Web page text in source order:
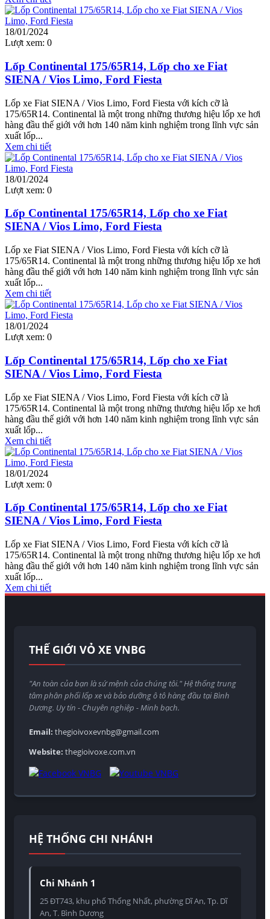
18/01/2024
Lượt xem: 0
Lốp Continental 175/65R14, Lốp cho xe Fiat
SIENA / Vios Limo, Ford Fiesta
Lốp xe Fiat SIENA / Vios Limo, Ford Fiesta với kích cỡ là
175/65R14. Continental là một trong những thương hiệu lốp xe hơi
hàng đầu thế giới với hơn 140 năm kinh nghiệm trong lĩnh vực sản
xuất lốp...
Xem chi tiết
18/01/2024
Lượt xem: 0
Lốp Continental 175/65R14, Lốp cho xe Fiat
SIENA / Vios Limo, Ford Fiesta
Lốp xe Fiat SIENA / Vios Limo, Ford Fiesta với kích cỡ là
175/65R14. Continental là một trong những thương hiệu lốp xe hơi
hàng đầu thế giới với hơn 140 năm kinh nghiệm trong lĩnh vực sản
xuất lốp...
Xem chi tiết
18/01/2024
Lượt xem: 0
Lốp Continental 175/65R14, Lốp cho xe Fiat
SIENA / Vios Limo, Ford Fiesta
Lốp xe Fiat SIENA / Vios Limo, Ford Fiesta với kích cỡ là
175/65R14. Continental là một trong những thương hiệu lốp xe hơi
hàng đầu thế giới với hơn 140 năm kinh nghiệm trong lĩnh vực sản
xuất lốp...
Xem chi tiết
18/01/2024
Lượt xem: 0
Lốp Continental 175/65R14, Lốp cho xe Fiat
SIENA / Vios Limo, Ford Fiesta
Lốp xe Fiat SIENA / Vios Limo, Ford Fiesta với kích cỡ là
175/65R14. Continental là một trong những thương hiệu lốp xe hơi
hàng đầu thế giới với hơn 140 năm kinh nghiệm trong lĩnh vực sản
xuất lốp...
Xem chi tiết
THẾ GIỚI VỎ XE VNBG
"An toàn của bạn là sứ mệnh của chúng tôi." Hệ thống trung
tâm phân phối lốp xe và bảo dưỡng ô tô hàng đầu tại Bình
Dương. Uy tín - Chuyên nghiệp - Minh bạch.
Email: thegioivoxevnbg@gmail.com
Website: thegioivoxe.com.vn
HỆ THỐNG CHI NHÁNH
Chi Nhánh 1
25 ĐT743, khu phố Thống Nhất, phường Dĩ An, Tp. Dĩ
An, T. Bình Dương